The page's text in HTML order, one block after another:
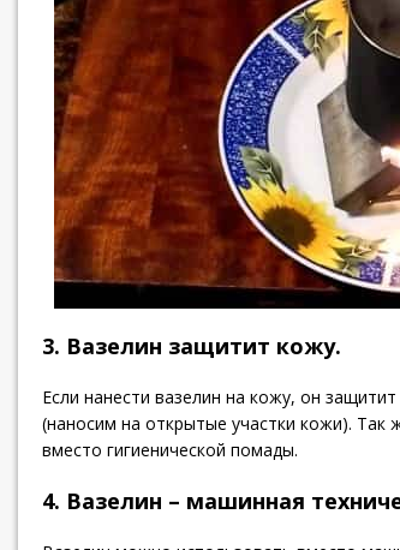
3. Вазелин защитит кожу.
Если нанести вазелин на кожу, он
(наносим на открытые участки кожи).
вместо гигиенической помады.
4. Вазелин – машинная